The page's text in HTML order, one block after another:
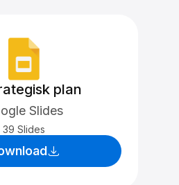
plan
Slides
39 Slides